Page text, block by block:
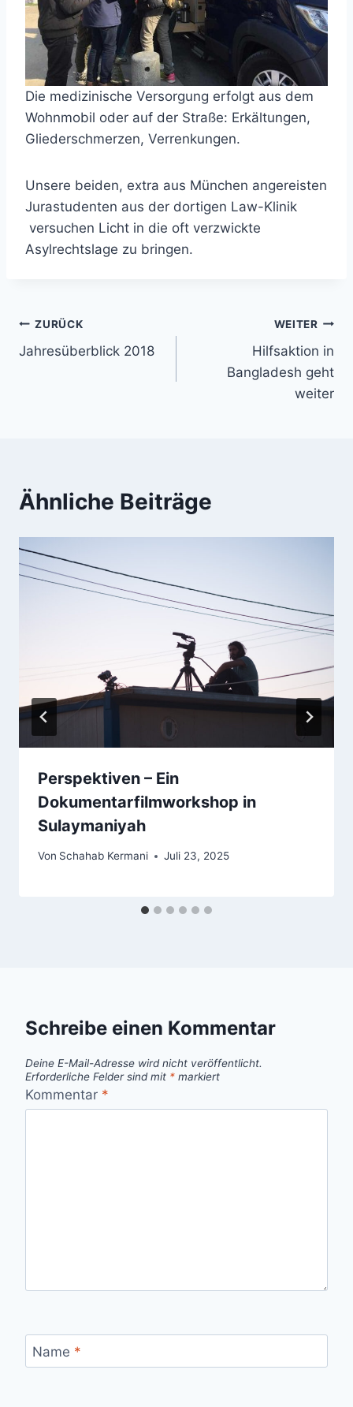
Die medizinische Versorgung erfolgt aus dem
Wohnmobil oder auf der Straße: Erkältungen,
Gliederschmerzen, Verrenkungen.
Unsere beiden, extra aus München angereisten
Jurastudenten aus der dortigen Law-Klinik
versuchen Licht in die oft verzwickte
Asylrechtslage zu bringen.
Beitragsnavigation
ZURÜCK
Jahresüberblick 2018
WEITER
Hilfsaktion in
Bangladesh geht
weiter
Ähnliche Beiträge
Perspektiven – Ein
Dokumentarfilmworkshop in
Sulaymaniyah
Von Schahab Kermani Juli 23, 2025
Schreibe einen Kommentar
Deine E-Mail-Adresse wird nicht veröffentlicht.
Erforderliche Felder sind mit * markiert
Kommentar *
Name *